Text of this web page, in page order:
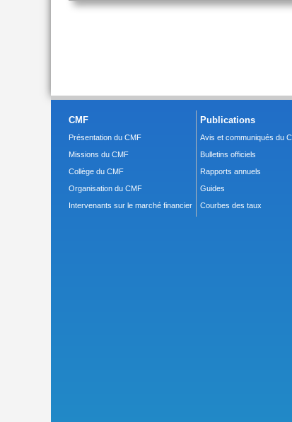
CMF
Présentation du CMF
Missions du CMF
Collège du CMF
Organisation du CMF
Intervenants sur le marché financier
Publications
Avis et communiqués du
Bulletins officiels
Rapports annuels
Guides
Courbes des taux